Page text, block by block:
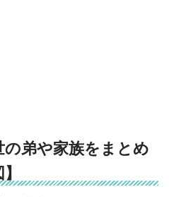
の弟や家族をまとめ